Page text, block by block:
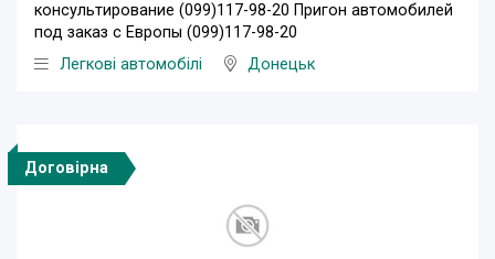
консультирование (099)117-98-20 Пригон автомобилей
под заказ с Европы (099)117-98-20
Легкові автомобілі
Донецьк
Договірна